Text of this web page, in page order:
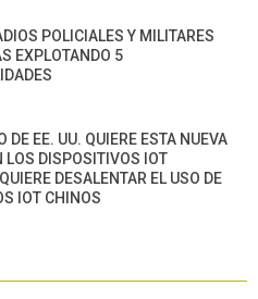
POLICIALES Y MILITARES
EXPLOTANDO 5
DE EE. UU. QUIERE ESTA NUEVA
LOS DISPOSITIVOS IOT
DESALENTAR EL USO DE
IOT CHINOS